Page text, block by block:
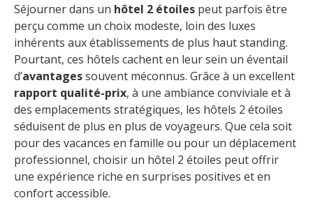
Séjourner dans un hôtel 2 étoiles peut parfois être
perçu comme un choix modeste, loin des luxes
inhérents aux établissements de plus haut standing.
Pourtant, ces hôtels cachent en leur sein un éventail
d’avantagessouvent méconnus. Grâce à un excellent
rapport qualité-prix, à une ambiance conviviale et à
des emplacements stratégiques, les hôtels 2 étoiles
séduisent de plus en plus de voyageurs. Que cela soit
pour des vacances en famille ou pour un déplacement
professionnel, choisir un hôtel 2 étoiles peut offrir
une expérience riche en surprises positives et en
confort accessible.